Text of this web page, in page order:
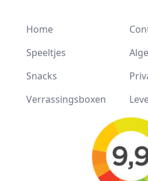
Home
Speeltjes
Snacks
Verrassingsboxen